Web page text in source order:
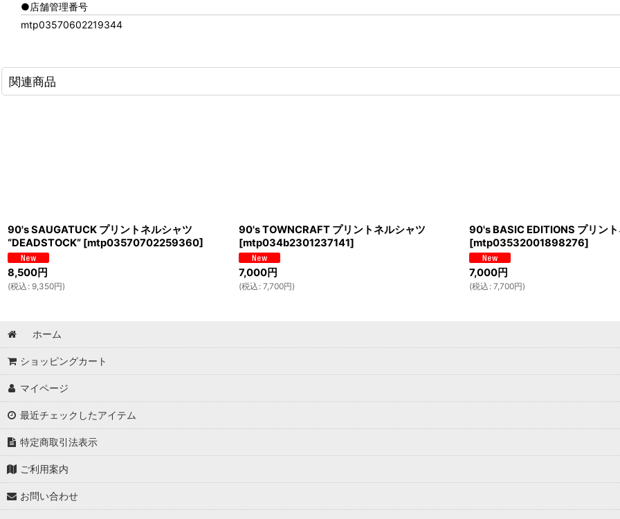
●店舗管理番号
mtp03570602219344
関連商品
90's SAUGATUCK プリントネルシャツ
“DEADSTOCK” [mtp03570702259360]
8,500円
(税込 : 9,350円)
90's TOWNCRAFT プリントネルシャツ
[mtp034b2301237141]
7,000円
(税込 : 7,700円)
90's BASIC EDITIONS プリン
[mtp03532001898276]
7,000円
(税込 : 7,700円)
ホーム
ショッピングカート
マイページ
最近チェックしたアイテム
特定商取引法表示
ご利用案内
お問い合わせ